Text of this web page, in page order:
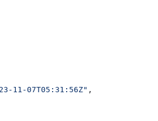
11-07T05:31:56Z" ,